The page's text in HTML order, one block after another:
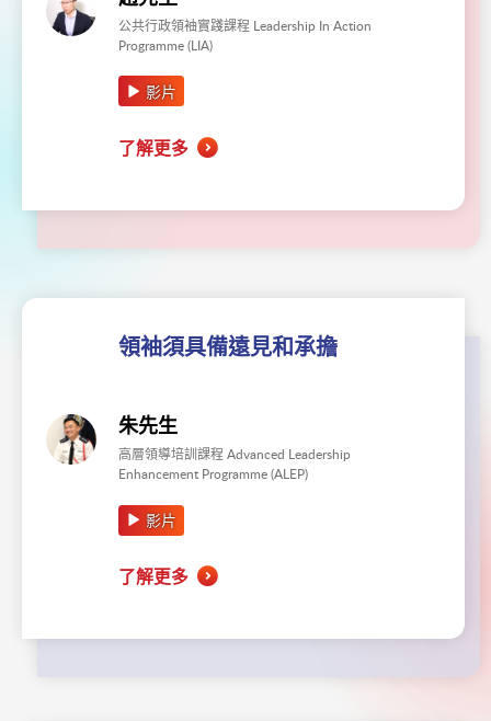
公共行政領袖實踐課程 Leadership In Action
Programme (LIA)
影片
了解更多
領袖須具備遠見和承擔
朱先生
高層領導培訓課程 Advanced Leadership
Enhancement Programme (ALEP)
影片
了解更多